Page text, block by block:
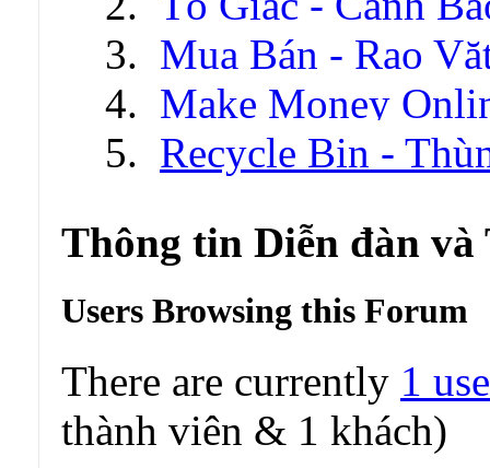
Mua Bán - Rao
Make Money
Recycle Bin -
Thông tin Diễn đàn và
Users Browsing this Forum
There are currently 1
thành viên & 1 khách)